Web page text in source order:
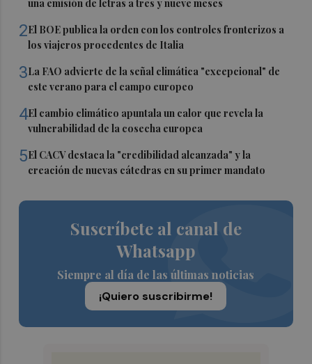
una emisión de letras a tres y nueve meses
2El BOE publica la orden con los controles fronterizos a
los viajeros procedentes de Italia
3La FAO advierte de la señal climática "excepcional" de
este verano para el campo europeo
4El cambio climático apuntala un calor que revela la
vulnerabilidad de la cosecha europea
5El CACV destaca la "credibilidad alcanzada" y la
creación de nuevas cátedras en su primer mandato
Suscríbete al canal de
Whatsapp
Siempre al día de las últimas noticias
¡Quiero suscribirme!